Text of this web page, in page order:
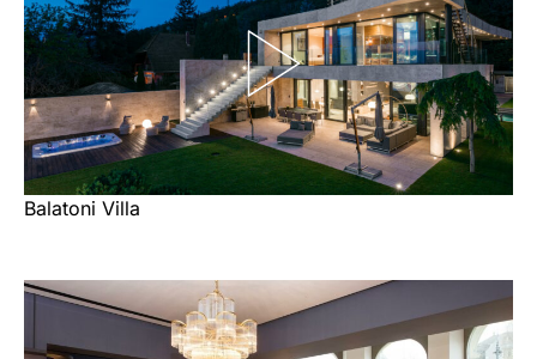
Balatoni Villa